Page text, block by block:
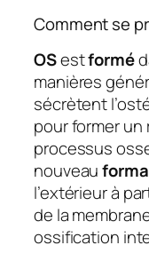
Comment se
OSestformé
manières
sécrètent
pour former
processus
nouveau
l’extérieur à
de la
ossification